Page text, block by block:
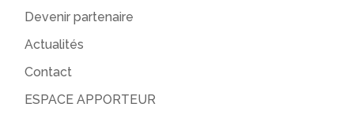
Devenir partenaire
Actualités
Contact
ESPACE APPORTEUR